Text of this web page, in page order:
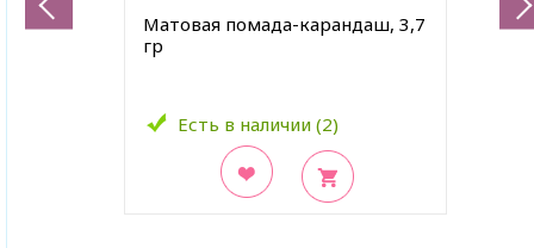
Матовая помада-карандаш, 3,7
гр
Есть в наличии (2)